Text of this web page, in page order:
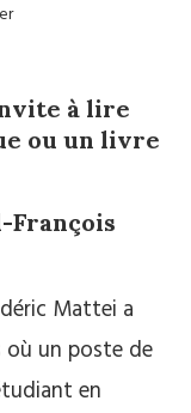
à lire
ou un livre
François
Mattei a
où un poste de
en